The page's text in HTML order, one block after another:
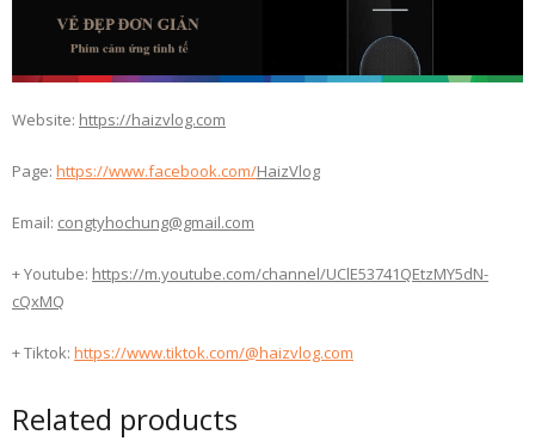
Website: https://haizvlog.com
Page: https://www.facebook.com/HaizVlog
Email: congtyhochung@gmail.com
+ Youtube: https://m.youtube.com/channel/UClE53741QEtzMY5dN-
cQxMQ
+ Tiktok: https://www.tiktok.com/@haizvlog.com
Related products